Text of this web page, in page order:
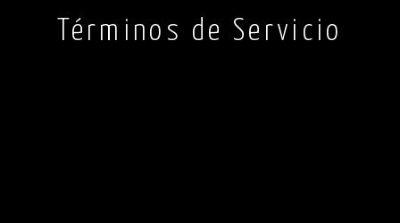
Términos de Servicio